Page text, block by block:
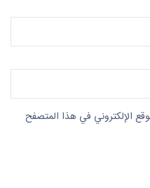
الإلكتروني في هذا المتصفح